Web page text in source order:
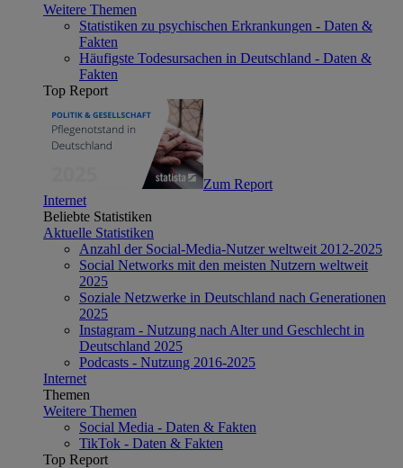
Weitere Themen
Statistiken zu psychischen Erkrankungen - Daten &
Fakten
Häufigste Todesursachen in Deutschland - Daten &
Fakten
Top Report
Zum Report
Internet
Beliebte Statistiken
Aktuelle Statistiken
Anzahl der Social-Media-Nutzer weltweit 2012-2025
Social Networks mit den meisten Nutzern weltweit
2025
Soziale Netzwerke in Deutschland nach Generationen
2025
Instagram - Nutzung nach Alter und Geschlecht in
Deutschland 2025
Podcasts - Nutzung 2016-2025
Internet
Themen
Weitere Themen
Social Media - Daten & Fakten
TikTok - Daten & Fakten
Top Report